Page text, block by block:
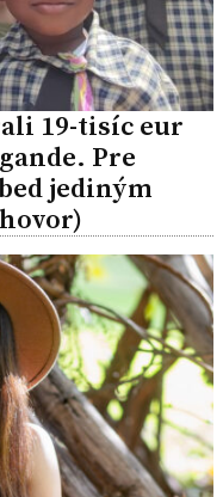
19-tisíc eur
Pre
jediným